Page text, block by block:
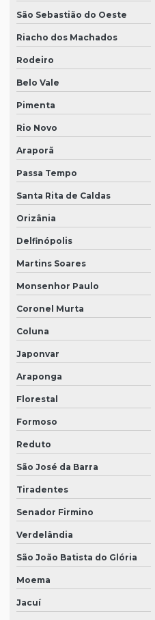
São Sebastião do Oeste
Riacho dos Machados
Rodeiro
Belo Vale
Pimenta
Rio Novo
Araporã
Passa Tempo
Santa Rita de Caldas
Orizânia
Delfinópolis
Martins Soares
Monsenhor Paulo
Coronel Murta
Coluna
Japonvar
Araponga
Florestal
Formoso
Reduto
São José da Barra
Tiradentes
Senador Firmino
Verdelândia
São João Batista do Glória
Moema
Jacuí